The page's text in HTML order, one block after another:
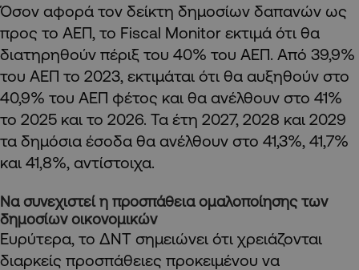
Όσον αφορά τον δείκτη δημοσίων δαπανών ως
προς το ΑΕΠ, το Fiscal Monitor εκτιμά ότι θα
διατηρηθούν πέριξ του 40% του ΑΕΠ. Από 39,9%
του ΑΕΠ το 2023, εκτιμάται ότι θα αυξηθούν στο
40,9% του ΑΕΠ φέτος και θα ανέλθουν στο 41%
το 2025 και το 2026. Τα έτη 2027, 2028 και 2029
τα δημόσια έσοδα θα ανέλθουν στο 41,3%, 41,7%
και 41,8%, αντίστοιχα.
Να συνεχιστεί η προσπάθεια ομαλοποίησης των
δημοσίων οικονομικών
Ευρύτερα, το ΔΝΤ σημειώνει ότι χρειάζονται
διαρκείς προσπάθειες προκειμένου να